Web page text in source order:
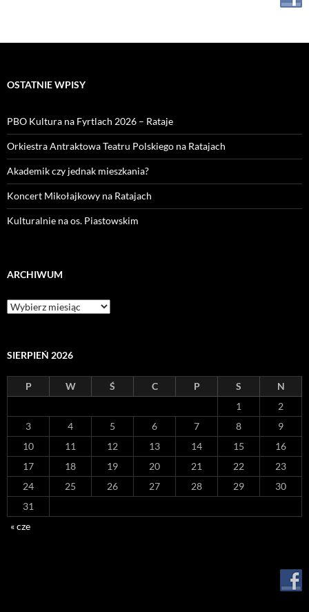
OSTATNIE WPISY
PBO Kultura na Fyrtlach 2026 – Rataje
Orkiestra Antraktowa Teatru Polskiego na Ratajach
Akademik czy jednak mieszkania?
Koncert Mikołajkowy na Ratajach
Kulturalnie na os. Piastowskim
ARCHIWUM
Archiwum
SIERPIEŃ 2026
P W Ś C P S
N
1
2
3
4 5 6 7 8
9
10
11 12 13 14 15
16
17
18 19 20 21 22
23
24
25 26 27 28 29
30
31
« cze